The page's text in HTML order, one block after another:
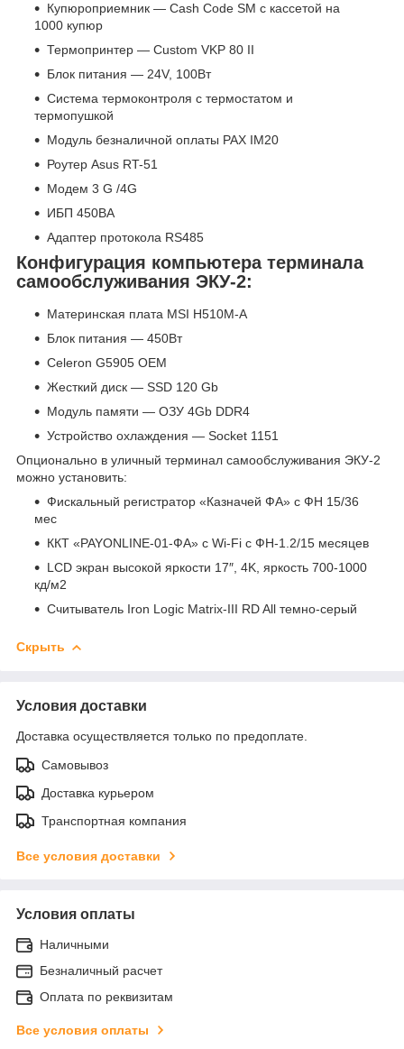
Купюроприемник — Cash Code SM с кассетой на
1000 купюр
Термопринтер — Custom VKP 80 II
Блок питания — 24V, 100Вт
Система термоконтроля с термостатом и
термопушкой
Модуль безналичной оплаты PAX IM20
Роутер Asus RT-51
Модем 3 G /4G
ИБП 450ВА
Адаптер протокола RS485
Конфигурация компьютера терминала
самообслуживания ЭКУ-2:
Материнская плата MSI H510M-A
Блок питания — 450Вт
Celeron G5905 OEM
Жесткий диск — SSD 120 Gb
Модуль памяти — ОЗУ 4Gb DDR4
Устройство охлаждения — Socket 1151
Опционально в уличный терминал самообслуживания ЭКУ-2
можно установить:
Фискальный регистратор «Казначей ФА» с ФН 15/36
мес
ККТ «PAYONLINE-01-ФА» с Wi-Fi с ФН-1.2/15 месяцев
LCD экран высокой яркости 17″, 4K, яркость 700-1000
кд/м2
Считыватель Iron Logic Matrix-III RD All темно-серый
Скрыть
Условия доставки
Доставка осуществляется только по предоплате.
Самовывоз
Доставка курьером
Транспортная компания
Все условия доставки
Условия оплаты
Наличными
Безналичный расчет
Оплата по реквизитам
Все условия оплаты